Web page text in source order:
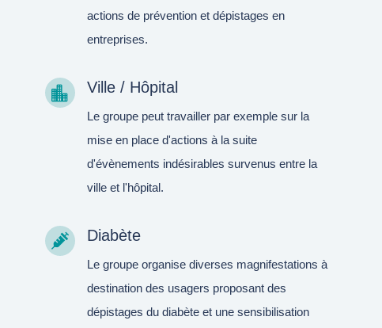
actions de prévention et dépistages en
entreprises.
 Ville / Hôpital
Le groupe peut travailler par exemple sur la
mise en place d'actions à la suite
d'évènements indésirables survenus entre la
ville et l'hôpital.
 Diabète
Le groupe organise diverses magnifestations à
destination des usagers proposant des
dépistages du diabète et une sensibilisation